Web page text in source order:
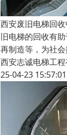
西安废旧电梯回
旧电梯的回收有
再制造等，为社
西安志诚电梯工
25-04-23 15:57:01